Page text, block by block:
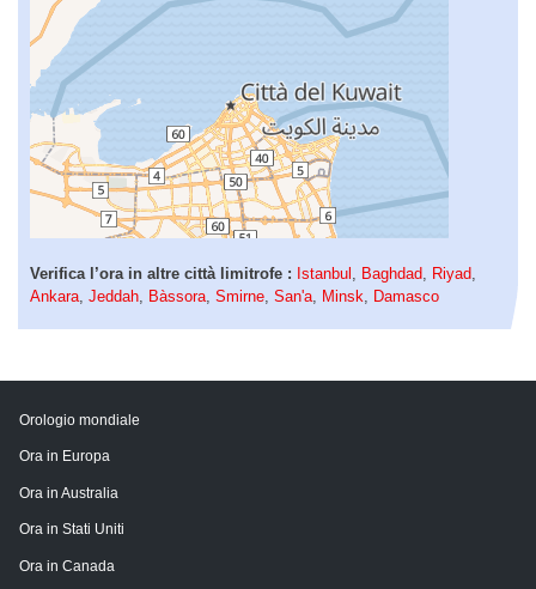
Verifica l’ora in altre città limitrofe : Istanbul , Baghdad, Riyad,
Ankara, Jeddah, Bàssora, Smirne, San'a, Minsk, Damasco
Orologio mondiale
Ora in Europa
Ora in Australia
Ora in Stati Uniti
Ora in Canada